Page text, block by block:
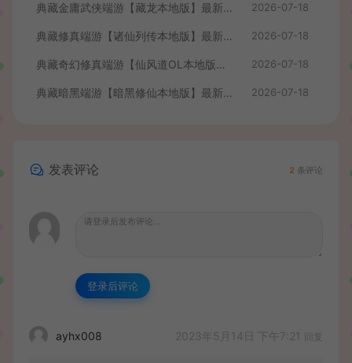
典藏金庸武侠端游【藏龙本地版】最新整理Win系服务端+PC客户端+GM工具+详细搭建教程 2026-07-18
典藏修真端游【诸仙列传本地版】最新整理Win系服务端+PC客户端+GM工具+详细搭建教程 2026-07-18
典藏奇幻修真端游【仙风道OL本地版】最新整理Win系服务端+PC客户端+GM工具+详细搭建教程 2026-07-18
典藏暗黑端游【暗黑修仙本地版】最新整理Win系服务端+PC客户端+GM工具+详细搭建教程 2026-07-18
发表评论 2 条评论
登录后评论
ayhx008 2023年5月14日 下午7:21 回复